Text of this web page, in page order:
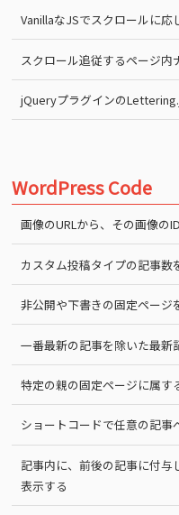
VanillaなJSでスクロールに
スクロール追従するページ内
jQueryプラグインの
WordPress Code
画像のURLから、その画像の
カスタム投稿タイプの記事数
非公開や下書きの固定ページ
一番最新の記事を除いた最新
特定の親の固定ページに属す
ショートコードで任意の記事
記事内に、前後の記事に付与
表示する